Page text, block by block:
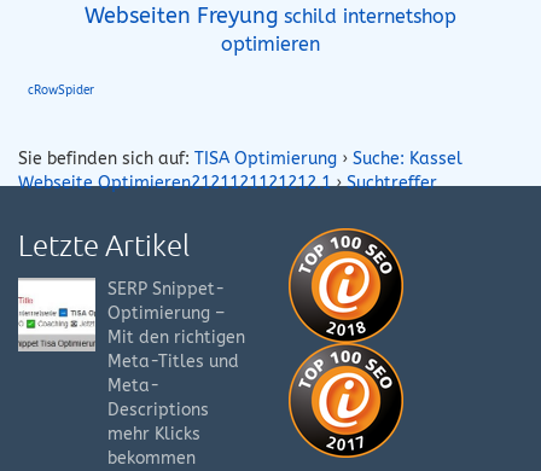
Webseiten Freyung schild internetshop
optimieren
cRowSpider
Sie befinden sich auf: TISA Optimierung › Suche: Kassel
Webseite Optimieren2121121121212.1›Suchtreffer
Letzte Artikel
SERP Snippet-
Optimierung –
Mit den richtigen
Meta-Titles und
Meta-
Descriptions
mehr Klicks
bekommen